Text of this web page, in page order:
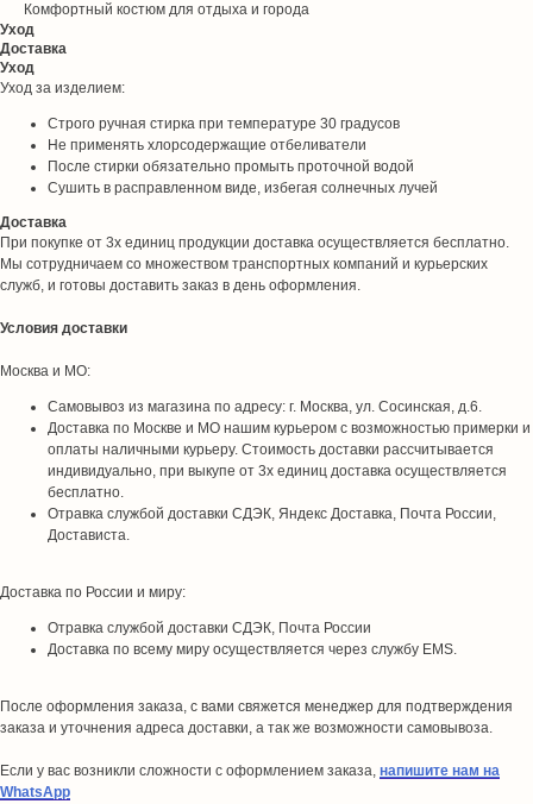
Комфортный костюм для отдыха и города
Уход
Доставка
Уход
Уход за изделием:
Строго ручная стирка при температуре 30 градусов
Не применять хлорсодержащие отбеливатели
После стирки обязательно промыть проточной водой
Сушить в расправленном виде, избегая солнечных лучей
Доставка
При покупке от 3х единиц продукции доставка осуществляется бесплатно.
Мы сотрудничаем со множеством транспортных компаний и курьерских
служб, и готовы доставить заказ в день оформления.
Условия доставки
Москва и МО:
Самовывоз из магазина по адресу: г. Москва, ул. Сосинская, д.6.
Доставка по Москве и МО нашим курьером с возможностью примерки и
оплаты наличными курьеру. Стоимость доставки рассчитывается
индивидуально, при выкупе от 3х единиц доставка осуществляется
бесплатно.
Отравка службой доставки СДЭК, Яндекс Доставка, Почта России,
Достависта.
Доставка по России и миру:
Отравка службой доставки СДЭК, Почта России
Доставка по всему миру осуществляется через службу EMS.
После оформления заказа, с вами свяжется менеджер для подтверждения
заказа и уточнения адреса доставки, а так же возможности самовывоза.
Если у вас возникли сложности с оформлением заказа, напишите нам на
WhatsApp